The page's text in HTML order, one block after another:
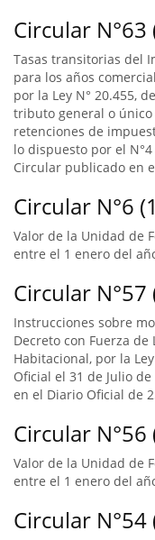
Circular
Tasas transitorias del
para los años
por la Ley N° 20.455,
tributo general o
retenciones de
lo dispuesto por el
Circular publicado en
Circular N°6
Valor de la Unidad de
entre el 1 enero del
Circular
Instrucciones sobre
Decreto con Fuerza de
Habitacional, por la
Oficial el 31 de Julio
en el Diario Oficial de
Circular
Valor de la Unidad de
entre el 1 enero del
Circular